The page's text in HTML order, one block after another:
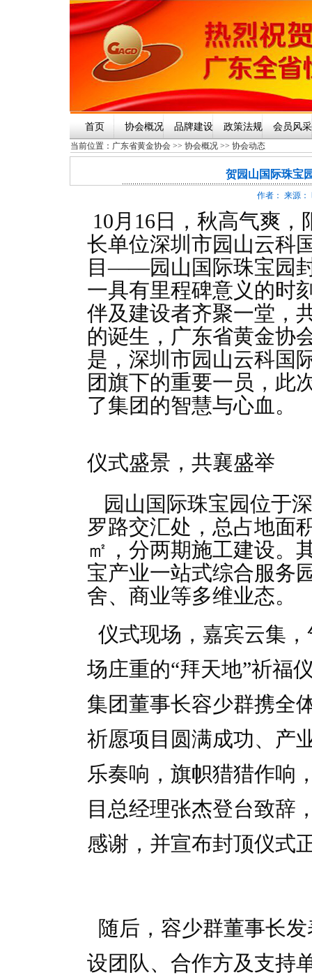
首页 协会概况 品牌建设 政策法规 会员风采
当前位置： 广东省黄金协会 >> 协会概况 >> 协会动态
贺园山国际珠宝
作者： 来源：
10月16日，秋高气爽
长单位深圳市园山云科
目——园山国际珠宝园
一具有里程碑意义的时
伴及建设者齐聚一堂，
的诞生，广东省黄金协
是，深圳市园山云科国
团旗下的重要一员，此
了集团的智慧与心血。
仪式盛景，共襄盛举
园山国际珠宝园位于
罗路交汇处，总占地面
㎡，分两期施工建设。
宝产业一站式综合服务
舍、商业等多维业态。
仪式现场，嘉宾云集
场庄重的“拜天地”祈福
集团董事长容少群携全
祈愿项目圆满成功、产
乐奏响，旗帜猎猎作响
目总经理张杰登台致辞
感谢，并宣布封顶仪式
随后，容少群董事长
设团队、合作方及支持